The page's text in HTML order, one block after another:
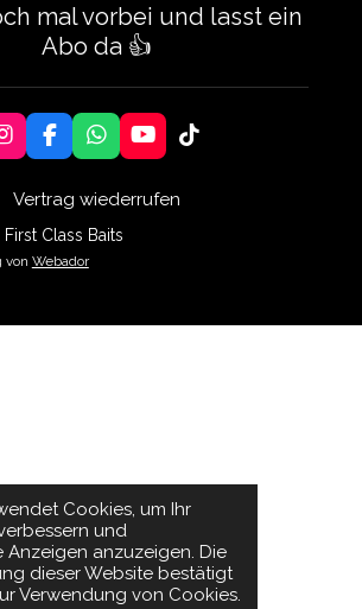
Cookies, um Ihr
und
anzuzeigen. Die
dieser Website bestätigt
Verwendung von Cookies.
mal vorbei und lasst ein
Abo da 👍
I
n
a
r
F
a
e
b
o
o
W
h
a
t
s
Y
o
T
T
Vertrag wiederrufen
Class Baits
von Webador